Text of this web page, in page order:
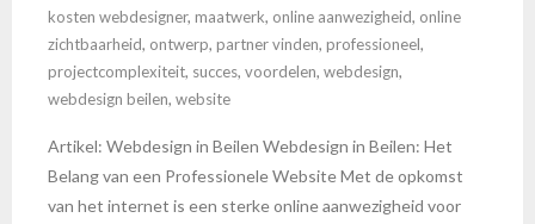
kosten webdesigner, maatwerk, online aanwezigheid, online
zichtbaarheid, ontwerp, partner vinden, professioneel,
projectcomplexiteit, succes, voordelen, webdesign,
webdesign beilen, website
Artikel: Webdesign in Beilen Webdesign in Beilen: Het
Belang van een Professionele Website Met de opkomst
van het internet is een sterke online aanwezigheid voor